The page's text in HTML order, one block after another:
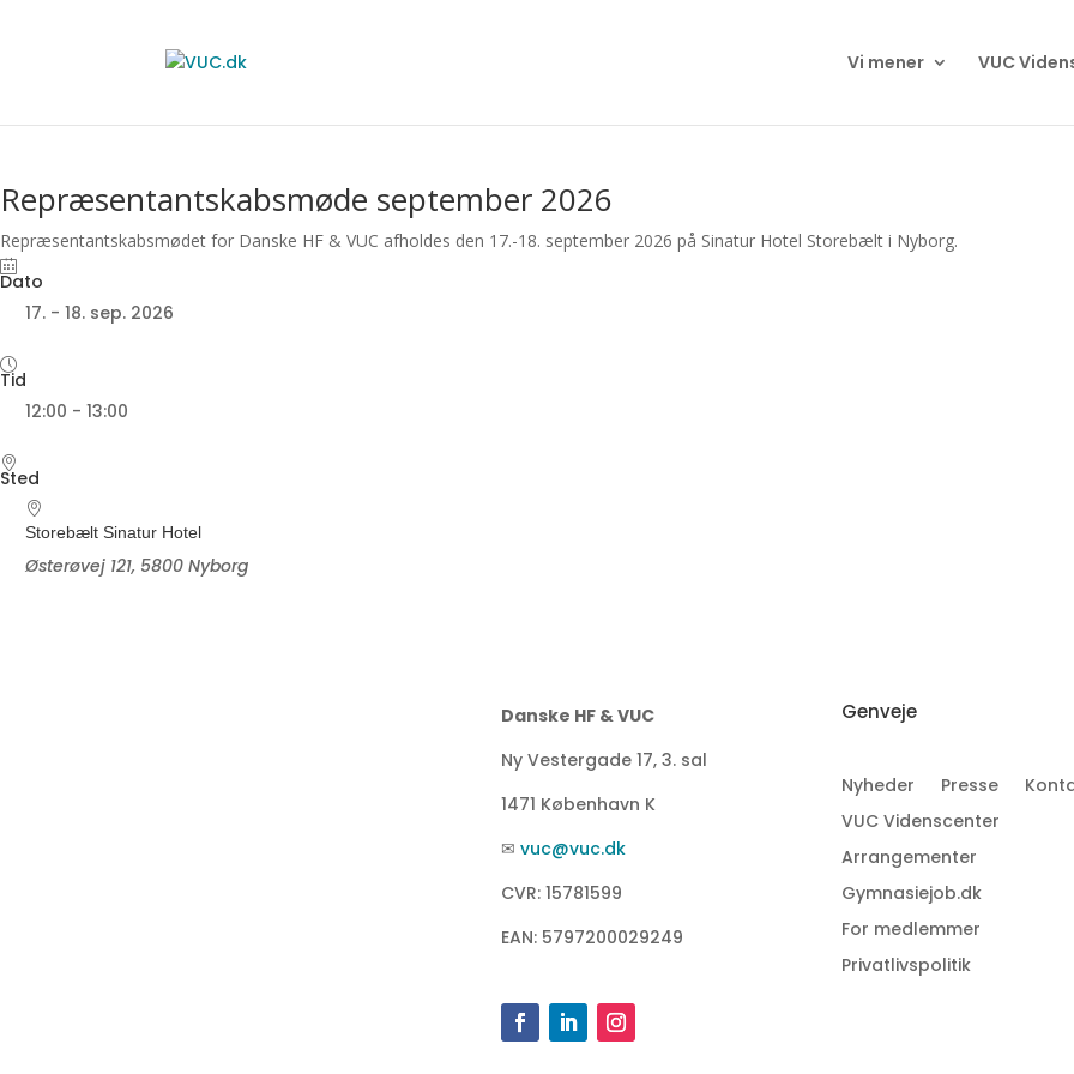
Vi mener VUC
Repræsentantskabsmøde september 2026
Repræsentantskabsmødet for Danske HF & VUC afholdes den 17.-18. september 2026 på Sinatur Hotel Storebælt i Nyborg.
17. - 18. sep. 2026
12:00 - 13:00
Storebælt Sinatur Hotel
Østerøvej 121, 5800 Nyborg
Danske HF & VUC
Ny Vestergade 17, 3. sal
1471 København K
✉ vuc@vuc.dk
CVR: 15781599
EAN: 5797200029249
Genveje
Nyheder Presse
VUC Videnscenter
Arrangementer
Gymnasiejob.dk
For medlemmer
Privatlivspolitik